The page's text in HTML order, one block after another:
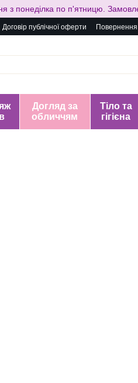
з понеділка по п'ятницю.
Договір публічної оферти Повернення
Догляд за
обличчям
Тіло та
гігієна